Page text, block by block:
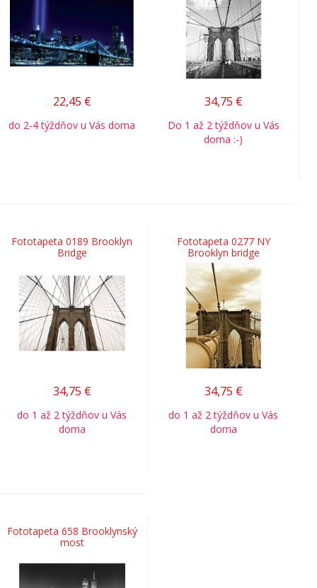
22,45 €
do 2-4 týždňov u Vás doma
34,75 €
Do 1 až 2 týždňov u Vás
doma :-)
Fototapeta 0189 Brooklyn
Bridge
34,75 €
do 1 až 2 týždňov u Vás
doma
Fototapeta 0277 NY
Brooklyn bridge
34,75 €
do 1 až 2 týždňov u Vás
doma
Fototapeta 658 Brooklynský
most